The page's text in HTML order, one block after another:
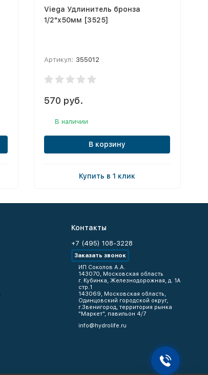
Viega Удлинитель бронза
1/2"х50мм [3525]
Артикул: 355012
570 руб.
В наличии
В корзину
Купить в 1 клик
Контакты
+7 (495) 108-3228
Заказать звонок
ИП Соколов А.А.
143070, Московская область
г. Кубинка, Железнодорожная, д. 1А
стр.1
143069, Московская область,
Одинцовский городской округ,
г.Звенигород, территория рынка
"Маркет", павильон 4/7
info@hydrolife.ru